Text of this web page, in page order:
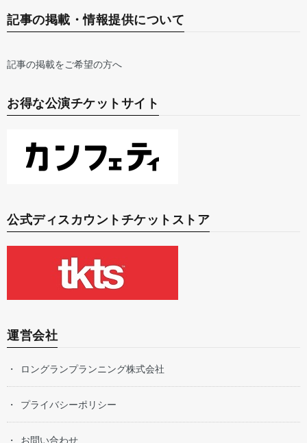
記事の掲載・情報提供について
記事の掲載をご希望の方へ
お得な公演チケットサイト
公式ディスカウントチケットストア
運営会社
ロングランプランニング株式会社
プライバシーポリシー
お問い合わせ